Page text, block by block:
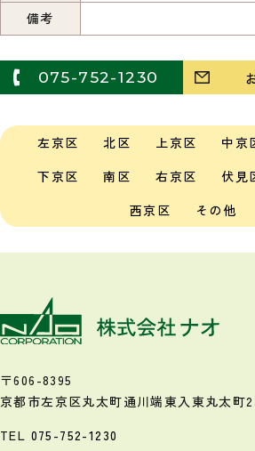
備考
075-752-1230
左京区 北区 上京区 中京
下京区
南区 右京区 伏見
西京区
その他
〒606-8395
京都市左京区丸太町通川端東入 東丸太町
TEL 075-752-1230